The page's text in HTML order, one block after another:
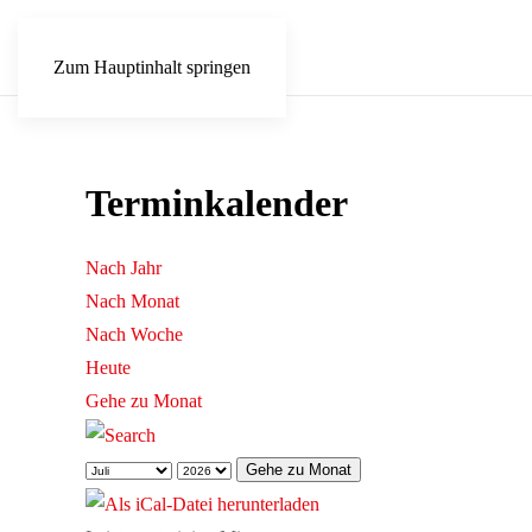
Zum Hauptinhalt springen
Terminkalender
Nach Jahr
Nach Monat
Nach Woche
Heute
Gehe zu Monat
Gehe zu Monat